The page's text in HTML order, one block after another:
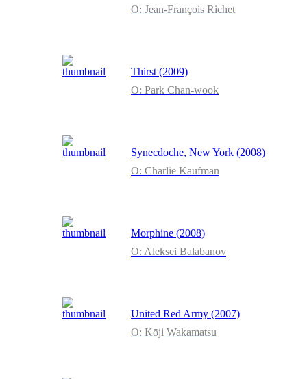
O: Jean-François Richet
Thirst (2009)
O: Park Chan-wook
Synecdoche, New York (2008)
O: Charlie Kaufman
Morphine (2008)
O: Aleksei Balabanov
United Red Army (2007)
O: Kōji Wakamatsu